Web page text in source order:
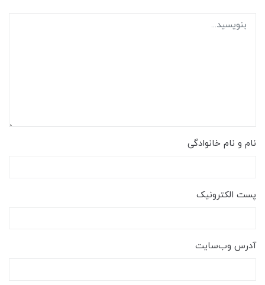
نام و نام خانوادگی
پست الکترونیک
آدرس وب‌سایت